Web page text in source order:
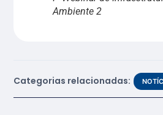
Ambiente 2
Categorias relacionadas: